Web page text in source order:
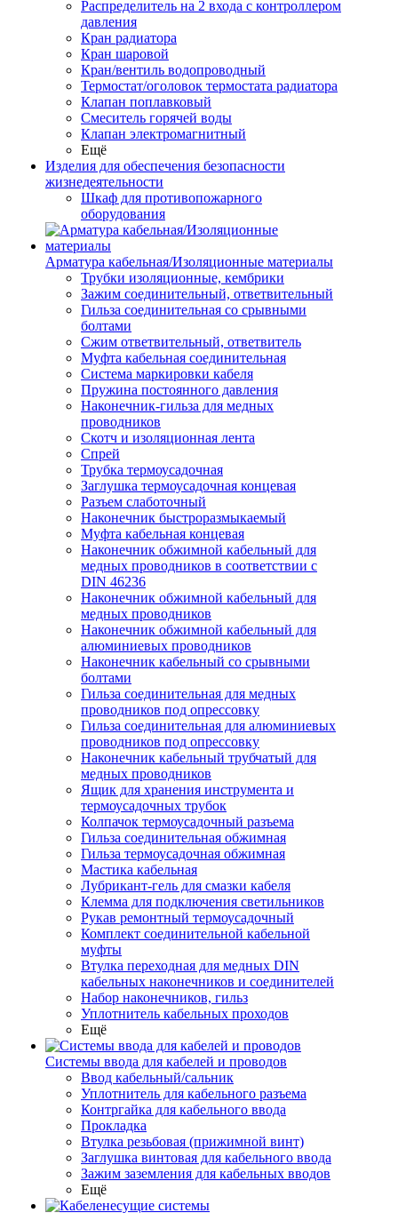
Распределитель на 2 входа с контроллером
давления
Кран радиатора
Кран шаровой
Кран/вентиль водопроводный
Термостат/оголовок термостата радиатора
Клапан поплавковый
Смеситель горячей воды
Клапан электромагнитный
Ещё
Изделия для обеспечения безопасности
жизнедеятельности
Шкаф для противопожарного
оборудования
Арматура кабельная/Изоляционные материалы
Трубки изоляционные, кембрики
Зажим соединительный, ответвительный
Гильза соединительная со срывными
болтами
Сжим ответвительный, ответвитель
Муфта кабельная соединительная
Система маркировки кабеля
Пружина постоянного давления
Наконечник-гильза для медных
проводников
Скотч и изоляционная лента
Спрей
Трубка термоусадочная
Заглушка термоусадочная концевая
Разъем слаботочный
Наконечник быстроразмыкаемый
Муфта кабельная концевая
Наконечник обжимной кабельный для
медных проводников в соответствии с
DIN 46236
Наконечник обжимной кабельный для
медных проводников
Наконечник обжимной кабельный для
алюминиевых проводников
Наконечник кабельный со срывными
болтами
Гильза соединительная для медных
проводников под опрессовку
Гильза соединительная для алюминиевых
проводников под опрессовку
Наконечник кабельный трубчатый для
медных проводников
Ящик для хранения инструмента и
термоусадочных трубок
Колпачок термоусадочный разъема
Гильза соединительная обжимная
Гильза термоусадочная обжимная
Мастика кабельная
Лубрикант-гель для смазки кабеля
Клемма для подключения светильников
Рукав ремонтный термоусадочный
Комплект соединительной кабельной
муфты
Втулка переходная для медных DIN
кабельных наконечников и соединителей
Набор наконечников, гильз
Уплотнитель кабельных проходов
Ещё
Системы ввода для кабелей и проводов
Ввод кабельный/сальник
Уплотнитель для кабельного разъема
Контргайка для кабельного ввода
Прокладка
Втулка резьбовая (прижимной винт)
Заглушка винтовая для кабельного ввода
Зажим заземления для кабельных вводов
Ещё